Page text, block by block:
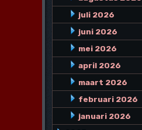
juli 2026
juni 2026
mei 2026
april 2026
maart 2026
februari 2026
januari 2026